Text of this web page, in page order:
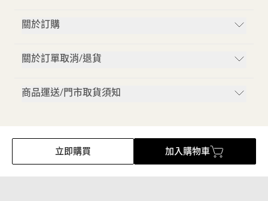
關於訂購
關於訂單取消/退貨
商品運送/門市取貨須知
立即購買 加入購物車